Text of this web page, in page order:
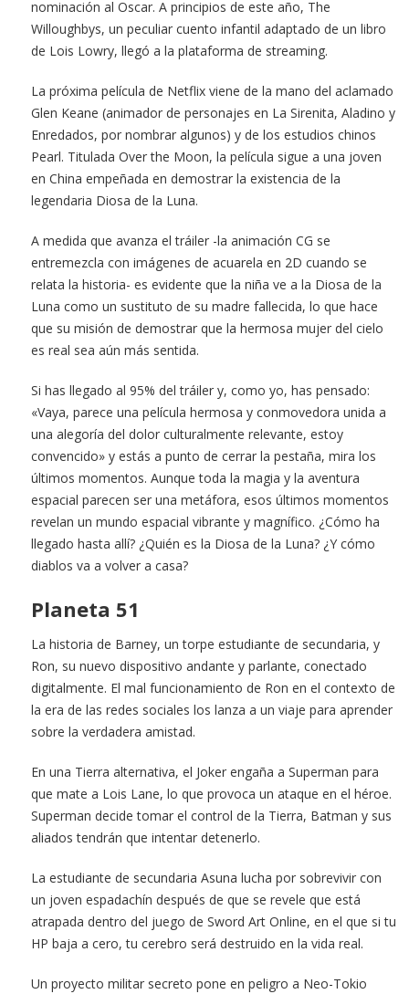
nominación al Oscar. A principios de este año, The
Willoughbys, un peculiar cuento infantil adaptado de un libro
de Lois Lowry, llegó a la plataforma de streaming.
La próxima película de Netflix viene de la mano del aclamado
Glen Keane (animador de personajes en La Sirenita, Aladino y
Enredados, por nombrar algunos) y de los estudios chinos
Pearl. Titulada Over the Moon, la película sigue a una joven
en China empeñada en demostrar la existencia de la
legendaria Diosa de la Luna.
A medida que avanza el tráiler -la animación CG se
entremezcla con imágenes de acuarela en 2D cuando se
relata la historia- es evidente que la niña ve a la Diosa de la
Luna como un sustituto de su madre fallecida, lo que hace
que su misión de demostrar que la hermosa mujer del cielo
es real sea aún más sentida.
Si has llegado al 95% del tráiler y, como yo, has pensado:
«Vaya, parece una película hermosa y conmovedora unida a
una alegoría del dolor culturalmente relevante, estoy
convencido» y estás a punto de cerrar la pestaña, mira los
últimos momentos. Aunque toda la magia y la aventura
espacial parecen ser una metáfora, esos últimos momentos
revelan un mundo espacial vibrante y magnífico. ¿Cómo ha
llegado hasta allí? ¿Quién es la Diosa de la Luna? ¿Y cómo
diablos va a volver a casa?
Planeta 51
La historia de Barney, un torpe estudiante de secundaria, y
Ron, su nuevo dispositivo andante y parlante, conectado
digitalmente. El mal funcionamiento de Ron en el contexto de
la era de las redes sociales los lanza a un viaje para aprender
sobre la verdadera amistad.
En una Tierra alternativa, el Joker engaña a Superman para
que mate a Lois Lane, lo que provoca un ataque en el héroe.
Superman decide tomar el control de la Tierra, Batman y sus
aliados tendrán que intentar detenerlo.
La estudiante de secundaria Asuna lucha por sobrevivir con
un joven espadachín después de que se revele que está
atrapada dentro del juego de Sword Art Online, en el que si tu
HP baja a cero, tu cerebro será destruido en la vida real.
Un proyecto militar secreto pone en peligro a Neo-Tokio